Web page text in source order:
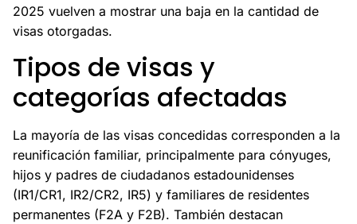
2025 vuelven a mostrar una baja en la cantidad de
visas otorgadas.
Tipos de visas y
categorías afectadas
La mayoría de las visas concedidas corresponden a la
reunificación familiar, principalmente para cónyuges,
hijos y padres de ciudadanos estadounidenses
(IR1/CR1, IR2/CR2, IR5) y familiares de residentes
permanentes (F2A y F2B). También destacan